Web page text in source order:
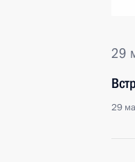
29
29